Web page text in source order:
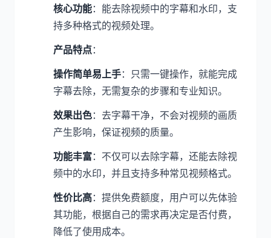
核心功能：能去除视频中的字幕和水印，支
持多种格式的视频处理。
产品特点：
操作简单易上手：只需一键操作，就能完成
字幕去除，无需复杂的步骤和专业知识。
效果出色：去字幕干净，不会对视频的画质
产生影响，保证视频的质量。
功能丰富：不仅可以去除字幕，还能去除视
频中的水印，并且支持多种常见视频格式。
性价比高：提供免费额度，用户可以先体验
其功能，根据自己的需求再决定是否付费，
降低了使用成本。